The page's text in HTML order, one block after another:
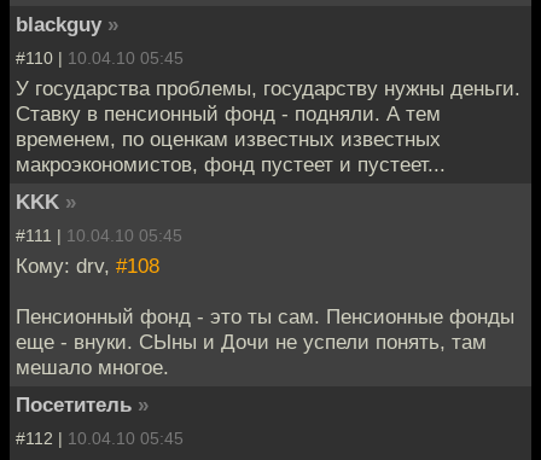
blackguy »
#110 | 10.04.10 05:45
У государства проблемы, государству нужны деньги.
Ставку в пенсионный фонд - подняли. А тем
временем, по оценкам известных известных
макроэкономистов, фонд пустеет и пустеет...
KKK »
#111 | 10.04.10 05:45
Кому: drv, #108
Пенсионный фонд - это ты сам. Пенсионные фонды
еще - внуки. СЫны и Дочи не успели понять, там
мешало многое.
Посетитель »
#112 | 10.04.10 05:45